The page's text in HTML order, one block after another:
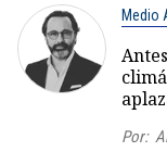
Medio
Por: